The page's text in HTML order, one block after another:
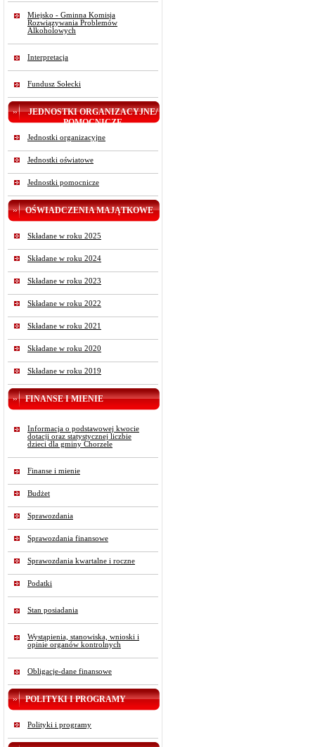
Miejsko - Gminna Komisja
Rozwiązywania Problemów
Alkoholowych
Interpretacja
Fundusz Sołecki
JEDNOSTKI ORGANIZACYJNE/
POMOCNICZE
Jednostki organizacyjne
Jednostki oświatowe
Jednostki pomocnicze
OŚWIADCZENIA MAJĄTKOWE
Składane w roku 2025
Składane w roku 2024
Składane w roku 2023
Składane w roku 2022
Składane w roku 2021
Składane w roku 2020
Składane w roku 2019
FINANSE I MIENIE
Informacja o podstawowej kwocie
dotacji oraz statystycznej liczbie
dzieci dla gminy Chorzele
Finanse i mienie
Budżet
Sprawozdania
Sprawozdania finansowe
Sprawozdania kwartalne i roczne
Podatki
Stan posiadania
Wystąpienia, stanowiska, wnioski i
opinie organów kontrolnych
Obligacje-dane finansowe
POLITYKI I PROGRAMY
Polityki i programy